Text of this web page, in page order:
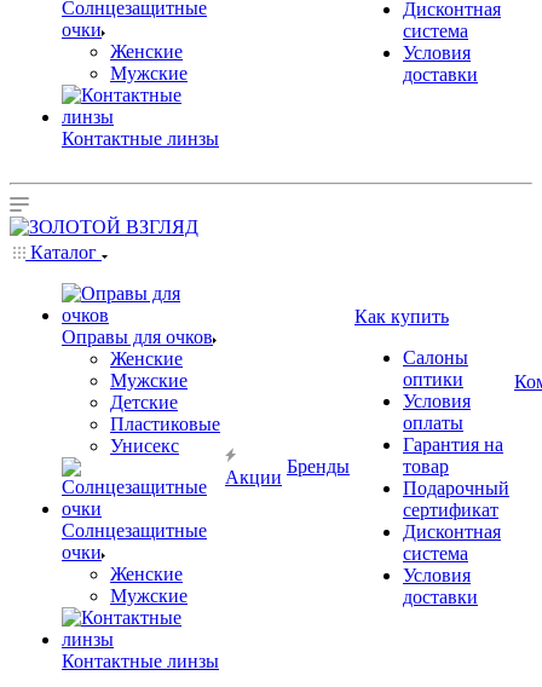
Солнцезащитные
очки
Женские
Мужские
Контактные линзы
Дисконтная
система
Условия
доставки
Каталог
Оправы для очков
Женские
Мужские
Детские
Пластиковые
Унисекс
Солнцезащитные
очки
Женские
Мужские
Контактные линзы
Акции
Бренды
Как купить
Салоны
оптики
Условия
оплаты
Гарантия на
товар
Подарочный
сертификат
Дисконтная
система
Условия
доставки